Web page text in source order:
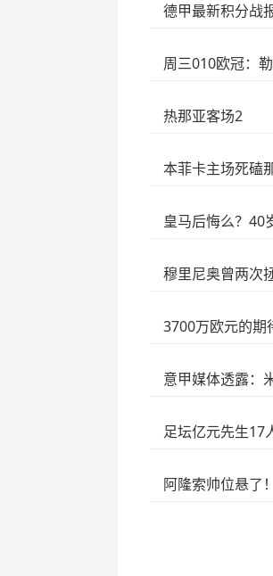
德甲最新积分战
周三010欧冠：
热那亚客场2
本菲卡主场死磕
皇马后悔么？40
穆里尼奥曾两次
3700万欧元的期
意甲媒体透露：
足坛亿元先生17
阿隆索帅位悬了